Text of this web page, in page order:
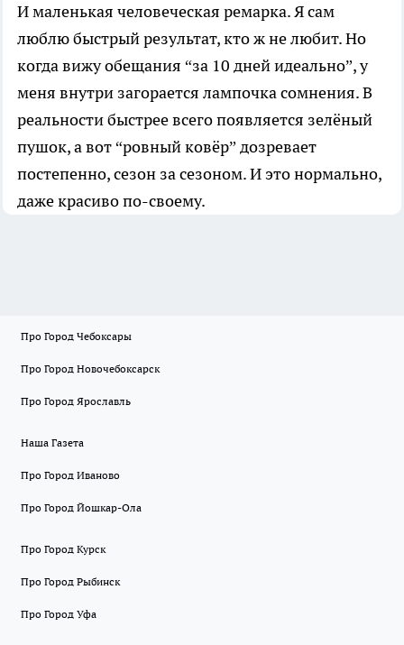
И маленькая человеческая ремарка. Я сам
люблю быстрый результат, кто ж не любит. Но
когда вижу обещания “за 10 дней идеально”, у
меня внутри загорается лампочка сомнения. В
реальности быстрее всего появляется зелёный
пушок, а вот “ровный ковёр” дозревает
постепенно, сезон за сезоном. И это нормально,
даже красиво по-своему.
Про Город Чебоксары
Про Город Новочебоксарск
Про Город Ярославль
Наша Газета
Про Город Иваново
Про Город Йошкар-Ола
Про Город Курск
Про Город Рыбинск
Про Город Уфа